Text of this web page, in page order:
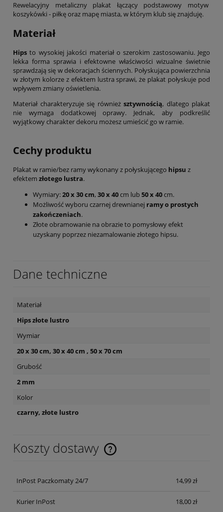
Rewelacyjny metaliczny plakat łączący podstawowy motyw
koszykówki - piłkę oraz mapę miasta, w którym klub się znajduję.
Materiał
Hips to wysokiej jakości materiał o szerokim zastosowaniu. Jego
lekka forma sprawia i efektowne właściwości wizualne świetnie
sprawdzają się w dekoracjach ściennych. Połyskująca powierzchnia
w złotym kolorze z efektem lustra sprawi, że plakat połyskuje pod
wpływem zmiany oświetlenia.
Materiał charakteryzuje się również sztywnością, dlatego plakat
nie wymaga dodatkowej oprawy. Jednak, aby podkreślić
wyjątkowy charakter dekoru możesz umieścić go w ramie.
Cechy produktu
Plakat w ramie/bez ramy wykonany z połyskującego hipsu z
efektem złotego lustra.
Wymiary:20 x 30 cm, 30 x 40cm lub50 x 40cm.
Możliwość wyboru czarnej drewnianej ramy o prostych
zakończeniach.
Złote obramowanie na obrazie to pomysłowy efekt
uzyskany poprzez niezamalowanie złotego hipsu.
Dane techniczne
Materiał
Hips złote lustro
Wymiar
20 x 30 cm, 30 x 40 cm , 50 x 70 cm
Grubość
2 mm
Kolor
czarny, złote lustro
Koszty dostawy
Cena nie zawiera ewentualnych kosztów płatności
InPost Paczkomaty 24/7 14,99 zł
Kurier InPost 18,00 zł